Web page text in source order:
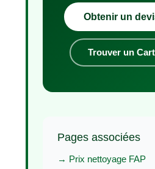
Obtenir un
Trouver un
Pages associées
→ Prix nettoyage FAP